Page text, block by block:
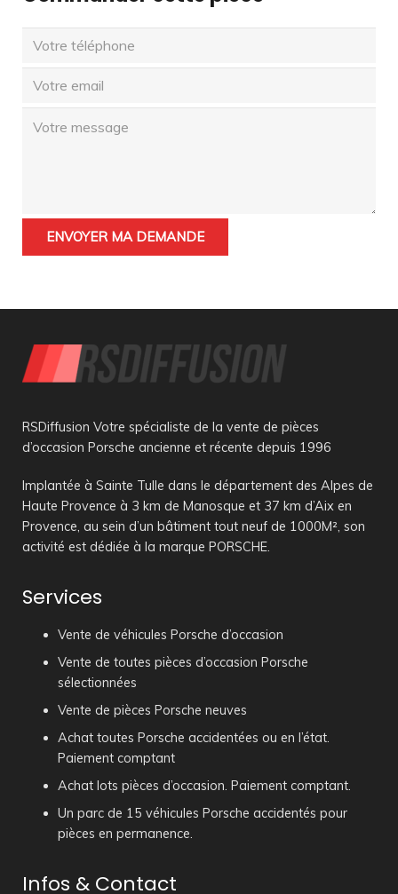
RSDiffusion Votre spécialiste de la vente de pièces
d’occasion Porsche ancienne et récente depuis 1996
Implantée à Sainte Tulle dans le département des Alpes de
Haute Provence à 3 km de Manosque et 37 km d’Aix en
Provence, au sein d’un bâtiment tout neuf de 1000M², son
activité est dédiée à la marque PORSCHE.
Services
Vente de véhicules Porsche d’occasion
Vente de toutes pièces d’occasion Porsche
sélectionnées
Vente de pièces Porsche neuves
Achat toutes Porsche accidentées ou en l’état.
Paiement comptant
Achat lots pièces d’occasion. Paiement comptant.
Un parc de 15 véhicules Porsche accidentés pour
pièces en permanence.
Infos & Contact